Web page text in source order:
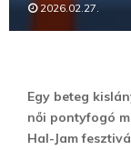
2026.02.27.
Egy beteg
női pontyfogó
Hal-Jam